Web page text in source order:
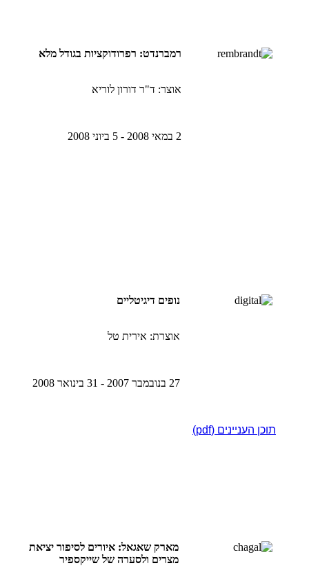
רמברנדט: רפרודוקציות בגודל מלא
אוצר: ד"ר דורון לוריא
2 במאי 2008 - 5 ביוני 2008
נופים דיגיטליים
אוצרת: אירית טל
27 בנובמבר 2007 - 31 בינואר 2008
תוכן העניינים (pdf)
מארק שאגאל: איורים לסיפור יציאת
מצרים ולסערה של שייקספיר